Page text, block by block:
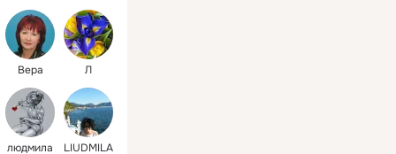
Вера Л
людмила LIUDMILA